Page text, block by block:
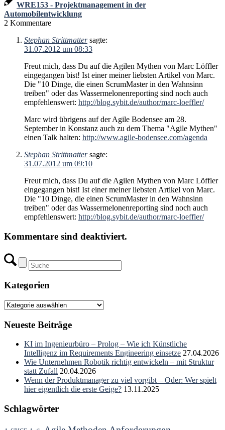
WRE153 - Projektmanagement in der
Automobilentwicklung
2 Kommentare
Stephan Strittmatter sagte:
31.07.2012 um 08:33
Freut mich, dass Du auf die Agilen Mythen von Marc Löffler
eingegangen bist! Ist einer meiner liebsten Artikel von Marc.
Die "10 Dinge, die einen ScrumMaster in den Wahnsinn
treiben" oder das Wassermelonenreporting sind noch auch
empfehlenswert: http://blog.sybit.de/author/marc-loeffler/
Marc wird übrigens auf der Agile Bodensee am 28.
September in Konstanz auch zu dem Thema "Agile Mythen"
einen Talk halten: http://www.agile-bodensee.com/agenda
Stephan Strittmatter sagte:
31.07.2012 um 09:10
Freut mich, dass Du auf die Agilen Mythen von Marc Löffler
eingegangen bist! Ist einer meiner liebsten Artikel von Marc.
Die "10 Dinge, die einen ScrumMaster in den Wahnsinn
treiben" oder das Wassermelonenreporting sind noch auch
empfehlenswert: http://blog.sybit.de/author/marc-loeffler/
Kommentare sind deaktiviert.
Kategorien
Kategorien
Neueste Beiträge
KI im Ingenieurbüro – Prolog – Wie ich Künstliche
Intelligenz im Requirements Engineering einsetze 27.04.2026
Wie Unternehmen Robotik richtig entwickeln – mit Struktur
statt Zufall 20.04.2026
Wenn der Produktmanager zu viel vorgibt – Oder: Wer spielt
hier eigentlich die erste Geige? 13.11.2025
Schlagwörter